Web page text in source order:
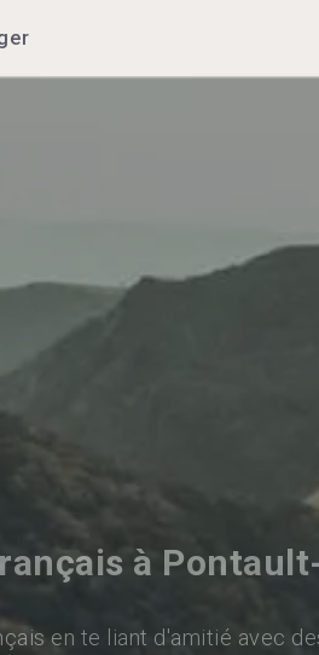
à
en te liant d'amitié avec